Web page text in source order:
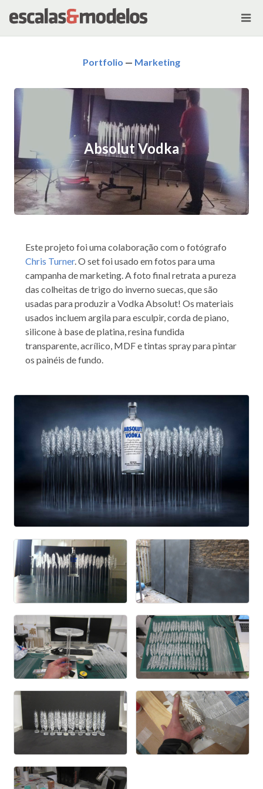
Portfolio — Marketing
Absolut Vodka
Este projeto foi uma colaboração com o fotógrafo
Chris Turner. O set foi usado em fotos para uma
campanha de marketing. A foto final retrata a pureza
das colheitas de trigo do inverno suecas, que são
usadas para produzir a Vodka Absolut! Os materiais
usados incluem argila para esculpir, corda de piano,
silicone à base de platina, resina fundida
transparente, acrílico, MDF e tintas spray para pintar
os painéis de fundo.